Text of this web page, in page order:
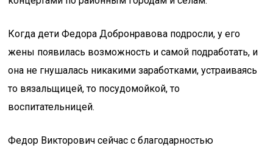
Когда дети Федора Добронравова подросли, у его
жены появилась возможность и самой подработать, и
она не гнушалась никакими заработками, устраиваясь
то вязальщицей, то посудомойкой, то
воспитательницей.
Федор Викторович сейчас с благодарностью